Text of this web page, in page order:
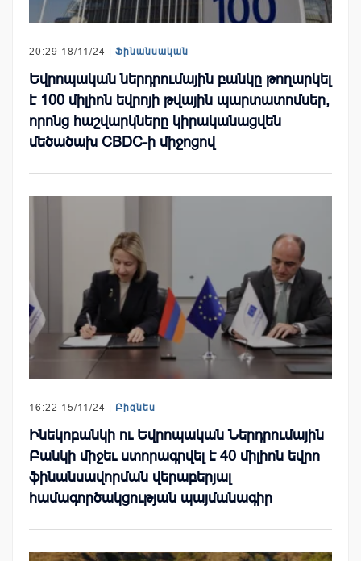
20:29 18/11/24 | Ֆինանսական
Եվրոպական ներդրումային բանկը թողարկել
է 100 միլիոն եվրոյի թվային պարտատոմսեր,
որոնց հաշվարկները կիրականացվեն
մեծածախ CBDC-ի միջոցով
16:22 15/11/24 | Բիզնես
Ինեկոբանկի ու Եվրոպական Ներդրումային
Բանկի միջեւ ստորագրվել է 40 միլիոն եվրո
ֆինանսավորման վերաբերյալ
համագործակցության պայմանագիր